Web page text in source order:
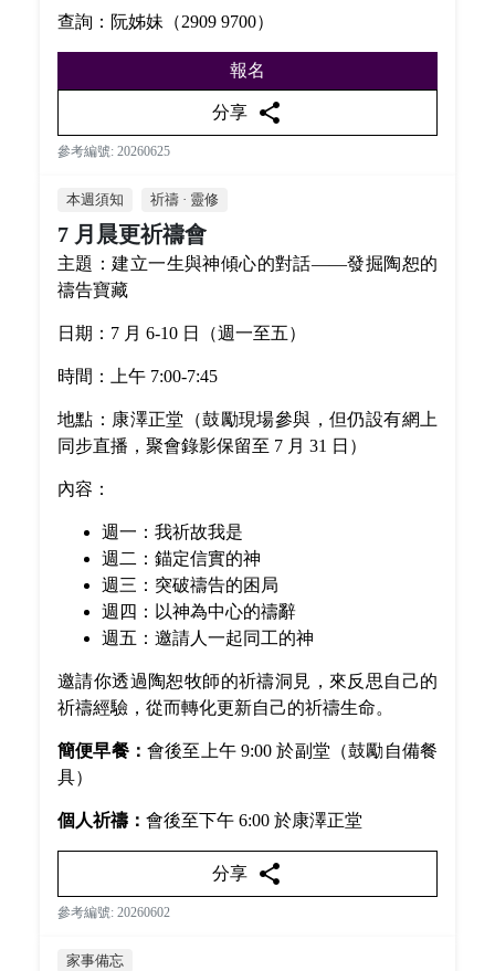
查詢：阮姊妹（2909 9700）
報名
分享 share
參考編號: 20260625
本週須知 祈禱 · 靈修
7 月晨更祈禱會
主題：建立一生與神傾心的對話——發掘陶恕的
禱告寶藏
日期：7 月 6-10 日（週一至五）
時間：上午 7:00-7:45
地點：康澤正堂（鼓勵現場參與，但仍設有網上
同步直播，聚會錄影保留至 7 月 31 日）
內容：
週一：我祈故我是
週二：錨定信實的神
週三：突破禱告的困局
週四：以神為中心的禱辭
週五：邀請人一起同工的神
邀請你透過陶恕牧師的祈禱洞見，來反思自己的
祈禱經驗，從而轉化更新自己的祈禱生命。
簡便早餐： 會後至上午 9:00 於副堂（鼓勵自備餐
具）
個人祈禱： 會後至下午 6:00 於康澤正堂
分享 share
參考編號: 20260602
家事備忘